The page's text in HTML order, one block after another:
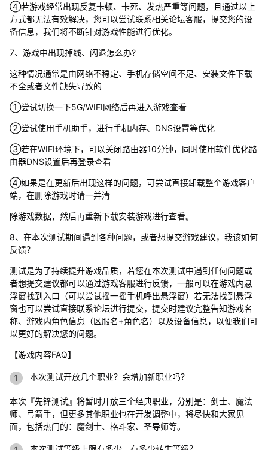
④若游戏经常出现反复卡顿、卡死、发热严重等问题，且通过以上
方式都无法有效解决，您可以尝试联系相关论坛客服，提交您的设
备信息，我们将不断针对游戏性能进行优化。
7、游戏中出现掉线、闪退怎么办?
这种情况通常是由网络不稳定、手机存储空间不足、安装文件下载
不全或者文件缺失导致的
①尝试切换一下5G/WIFI网络后再进入游戏查看
②尝试使用手机助手，进行手机内存、DNS设置等优化
③若在WIFI环境下，可以关闭路由器10分钟，同时使用软件优化路
由器DNS设置后再登录查看
④如果是在更新后出现这样的问题，可尝试直接卸载整个游戏客户
端，在删除游戏时请一并清
除游戏数据，然后再重新下载安装游戏进行查看。
8、在本次测试期间遇到各种问题，或者想提交游戏建议，我该如何
反馈？
测试是为了持续提升游戏品质，若您在本次测试中遇到任何问题或
者想提交建议都可以通过游戏客服进行反馈，一般可以在游戏内悬
浮窗找到入口（可以尝试摇一摇手机呼出悬浮窗）若无法找到悬浮
窗也可以尝试直接联系论坛进行提交，提交时建议完整告知游戏名
称、游戏内角色信息（区服名+角色名）以及设备信息，以便我们可
以更好的解决您的问题。
【游戏内容FAQ】
本次测试开放几个职业？会增加新职业吗？
本次『先锋测试』将暂时开放三个经典职业，分别是：剑士、魔法
师、弓箭手，但更多其他职业也在开发调整中，将尽快和大家见
面，包括热门的：魔剑士、格斗家、圣导师等。